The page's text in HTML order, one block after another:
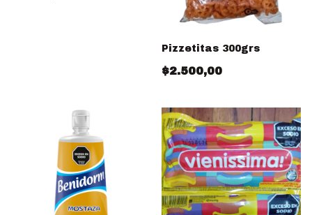
Pizzetitas 300grs
$2.500,00